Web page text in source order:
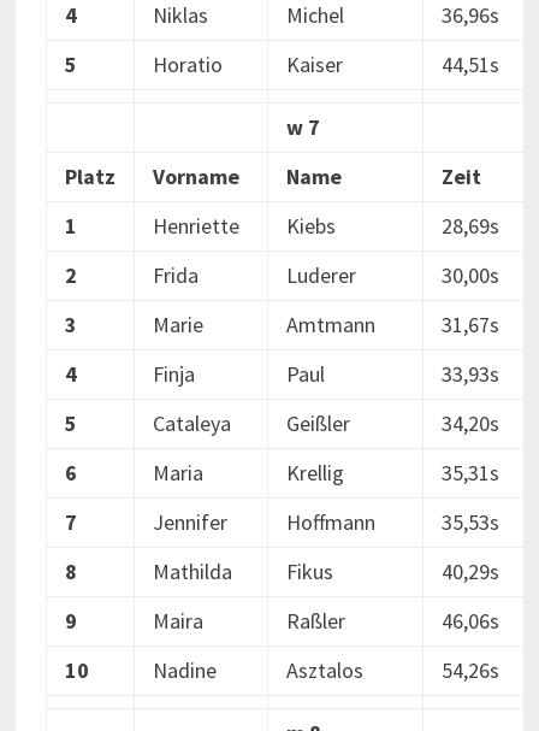
4
Niklas Michel
36,96s
5
Horatio Kaiser 44,51s
w 7
Platz
Vorname Name
Zeit
1
Henriette Kiebs
28,69s
2
Frida Luderer
30,00s
3
Marie Amtmann
31,67s
4
Finja Paul
33,93s
5
Cataleya Geißler
34,20s
6
Maria Krellig
35,31s
7
Jennifer Hoffmann
35,53s
8
Mathilda Fikus
40,29s
9
Maira Raßler
46,06s
10
Nadine Asztalos 54,26s